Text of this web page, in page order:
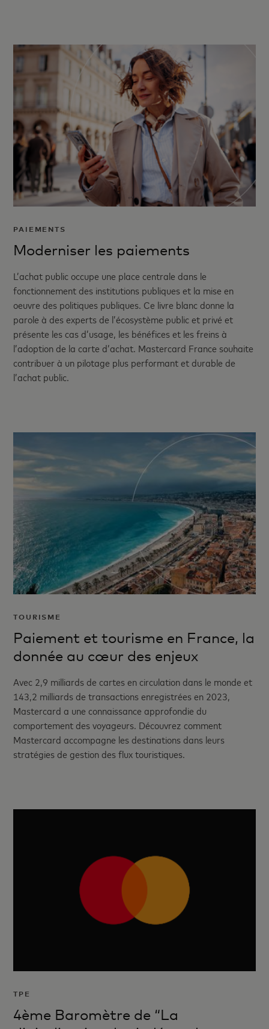
PAIEMENTS
Moderniser les paiements
L’achat public occupe une place centrale dans le
fonctionnement des institutions publiques et la mise en
oeuvre des politiques publiques. Ce livre blanc donne la
parole à des experts de l’écosystème public et privé et
présente les cas d’usage, les bénéfices et les freins à
l’adoption de la carte d’achat. Mastercard France souhaite
contribuer à un pilotage plus performant et durable de
l’achat public.
TOURISME
Paiement et tourisme en France, la
donnée au cœur des enjeux
Avec 2,9 milliards de cartes en circulation dans le monde et
143,2 milliards de transactions enregistrées en 2023,
Mastercard a une connaissance approfondie du
comportement des voyageurs. Découvrez comment
Mastercard accompagne les destinations dans leurs
stratégies de gestion des flux touristiques.
TPE
4ème Baromètre de “La